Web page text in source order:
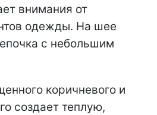
внимания от
одежды. На шее
с небольшим
коричневого и
создает теплую,